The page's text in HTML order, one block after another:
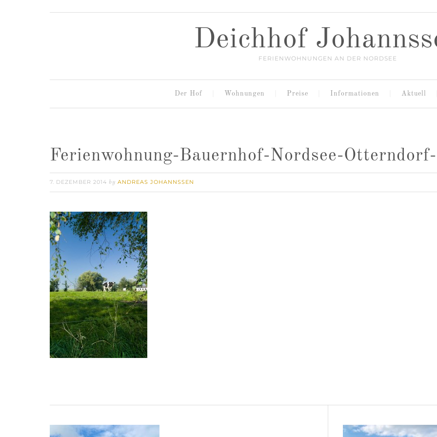
Deichhof
FERIENWOHNUNGEN AN DER NORDSEE
Der Hof Wohnungen Preise Informationen Aktuell
Ferienwohnung-Bauernhof-Nordsee-
7. DEZEMBER 2014 by ANDREAS JOHANNSSEN